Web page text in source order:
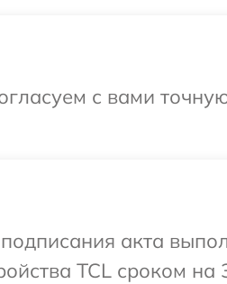
с вами
акта
TCL сроком на